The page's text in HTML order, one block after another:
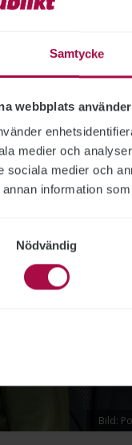
Samtycke
webbplats
medier och
sociala medier och
annan information
Nödvändig
fel
Bild: